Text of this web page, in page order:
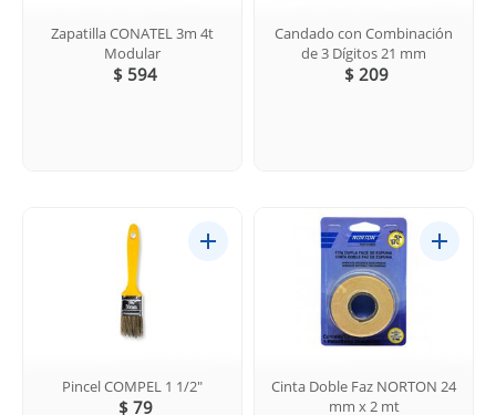
Zapatilla CONATEL 3m 4t
Modular
$ 594
Candado con Combinación
de 3 Dígitos 21 mm
$ 209
Pincel COMPEL 1 1/2"
$ 79
Cinta Doble Faz NORTON 24
mm x 2 mt